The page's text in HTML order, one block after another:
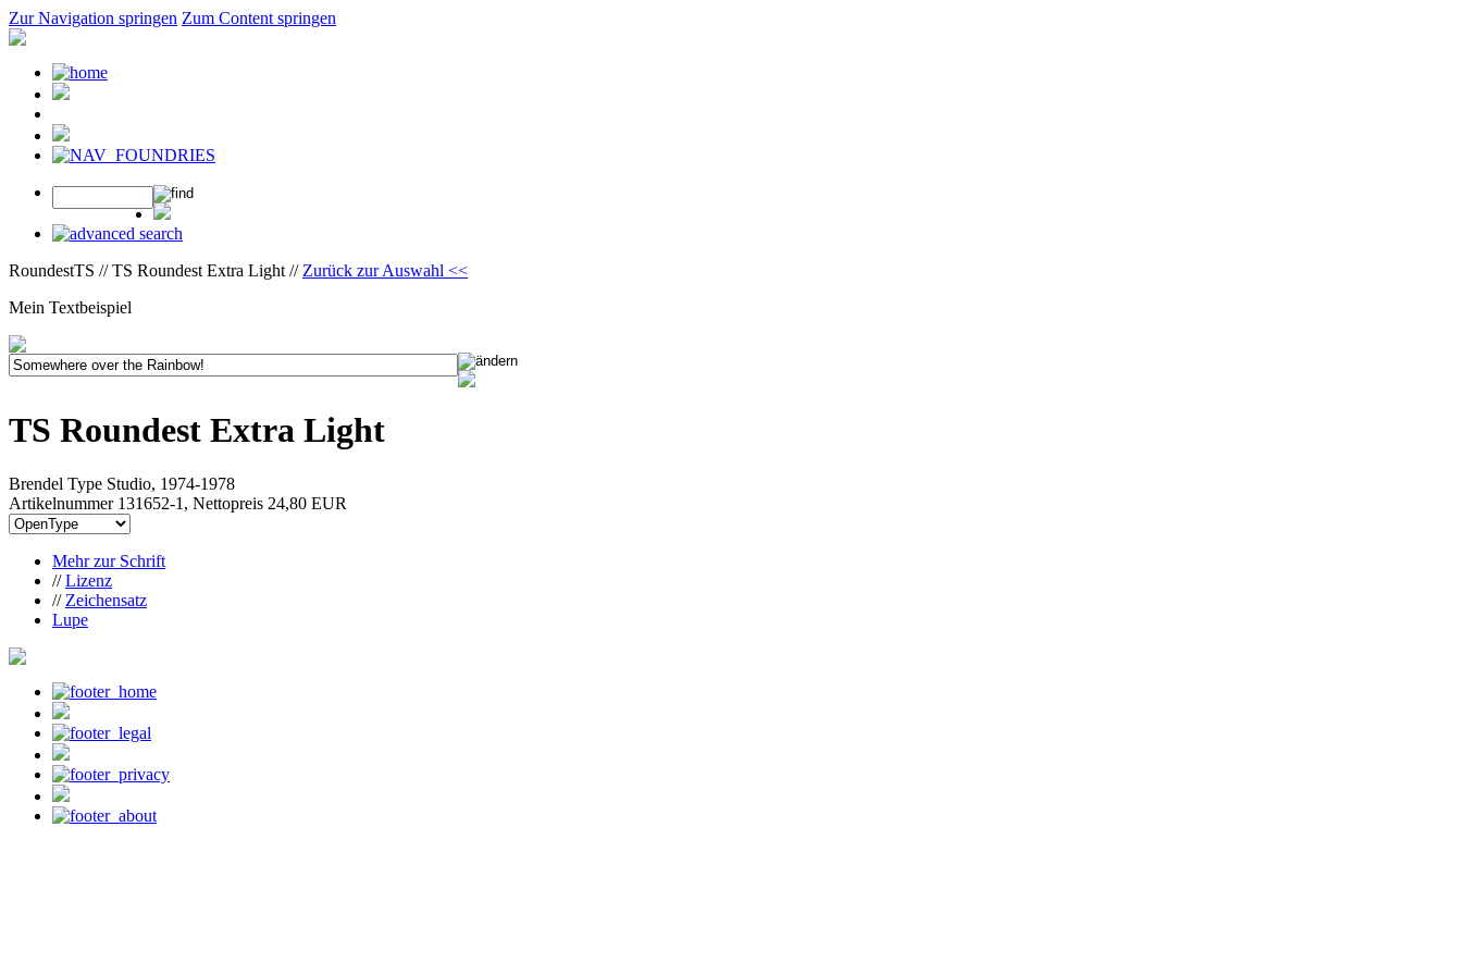
Zur Navigation springen Zum Content springen
RoundestTS // TS Roundest Extra Light // Zurück zur Auswahl <<
Mein Textbeispiel
TS Roundest Extra Light
Brendel Type Studio, 1974-1978
Artikelnummer 131652-1, Nettopreis 24,80 EUR
Mehr zur Schrift
//Lizenz
// Zeichensatz
Lupe